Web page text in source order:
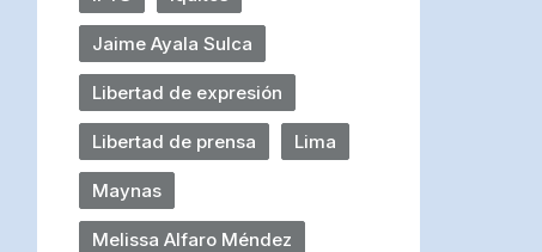
Jaime Ayala Sulca
Libertad de expresión
Libertad de prensa Lima
Maynas
Melissa Alfaro Méndez